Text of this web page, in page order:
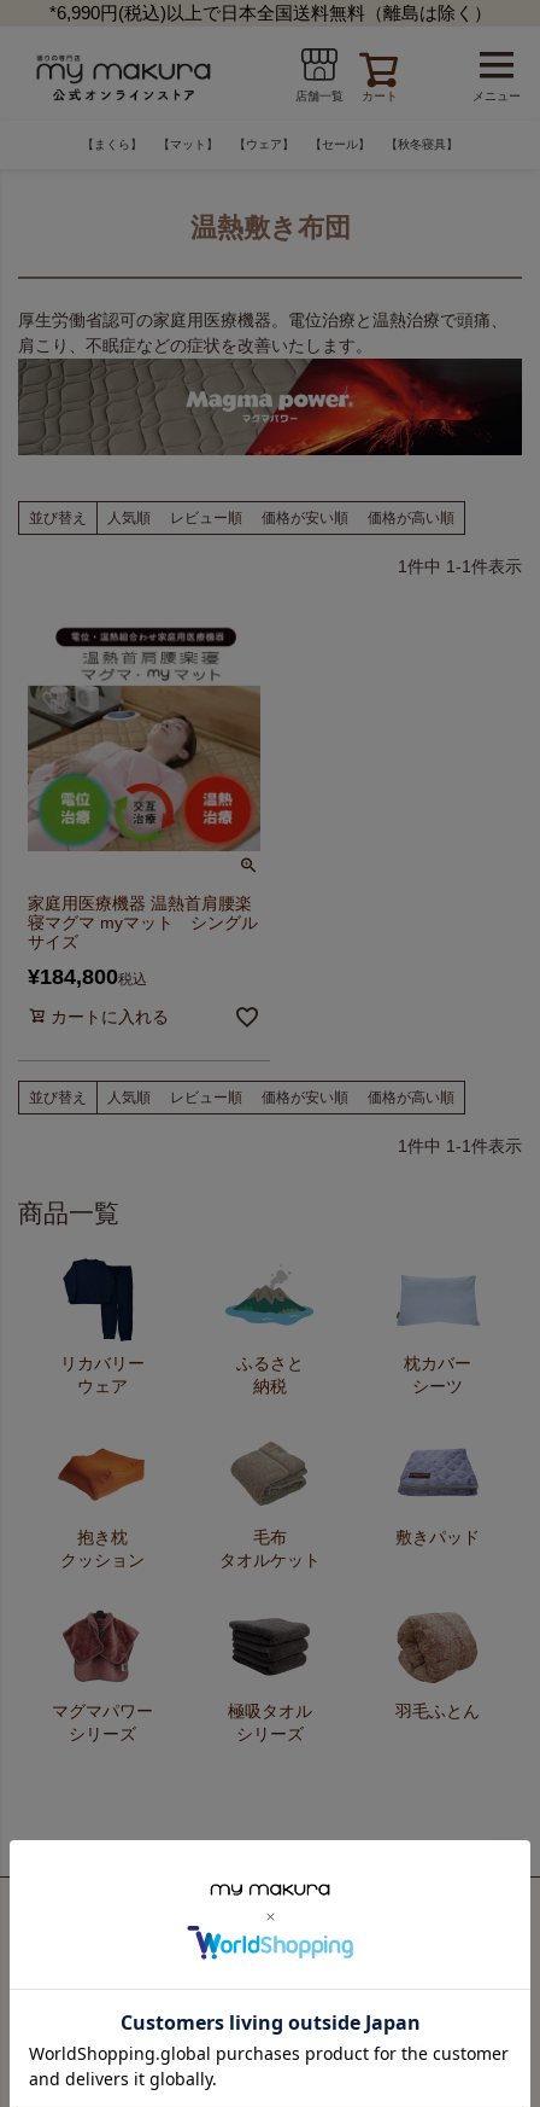
*6,990円(税込)以上で日本全国送料無料（離島は除く）
店舗一覧 カート メニュー
【まくら】 【マット】 【ウェア】 【セール】 【秋冬寝具】
温熱敷き布団
厚生労働省認可の家庭用医療機器。電位治療と温熱治療で頭痛、
肩こり、不眠症などの症状を改善いたします。
並び替え 人気順 レビュー順 価格が安い順 価格が高い順
1件中 1-1件表示
家庭用医療機器 温熱首肩腰楽
寝マグマ myマット シングル
サイズ
¥184,800税込
カートに入れる
並び替え 人気順 レビュー順 価格が安い順 価格が高い順
1件中 1-1件表示
商品一覧
リカバリー
ウェア
ふるさと
納税
枕カバー
シーツ
抱き枕
クッション
毛布
タオルケット
敷きパッド
マグマパワー
シリーズ
極吸タオル
シリーズ
羽毛ふとん